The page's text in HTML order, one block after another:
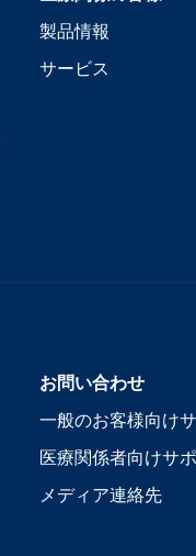
製品情報
サービス
お問い合わせ
一般のお客様向け
医療関係者向けサ
メディア連絡先